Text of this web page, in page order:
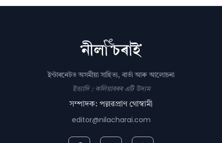
ইণ্টাৰনেটত অসমীয়া সাহিত্য, বাৰ্তা আৰু আলোচনা
ইত্যাদি : কলিয়াবৰৰ এটি উদ্যম
সম্পাদক: পল্লৱপ্ৰাণ গোস্বামী
editor@nilacharai.com